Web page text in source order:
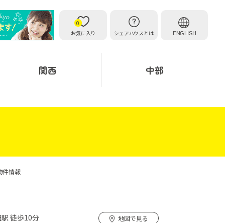
お気に入り
0
シェアハウスとは
ENGLISH
関西 中部
件情報
徒歩10分
地図で見る